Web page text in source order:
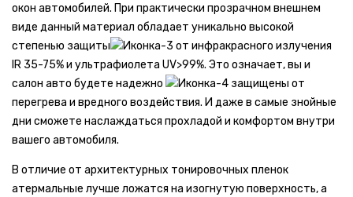
окон автомобилей. При практически прозрачном внешнем
виде данный материал обладает уникально высокой
степенью защиты
от инфракрасного излучения
IR 35-75% и ультрафиолета UV>99%. Это означает, вы и
салон авто будете надежно
защищены от
перегрева и вредного воздействия. И даже в самые знойные
дни сможете наслаждаться прохладой и комфортом внутри
вашего автомобиля.
В отличие от архитектурных тонировочных пленок
атермальные лучше ложатся на изогнутую поверхность, а